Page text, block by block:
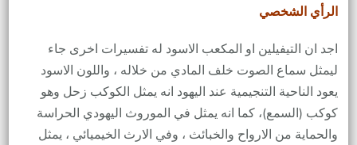
الرأي الشخصي
اجد ان التيفيلين او المكعب الاسود له تفسيرات اخرى جاء
ليمثل سماع الصوت خلف المادي من خلاله ، واللون الاسود
يعود الناحية التنجيمية عند اليهود انه يمثل الكوكب زحل وهو
كوكب (السمع)، كما انه يمثل في الموروث اليهودي الحراسة
والحماية من الارواح والخبائث ، وفي الارث الخيميائي ، يمثل